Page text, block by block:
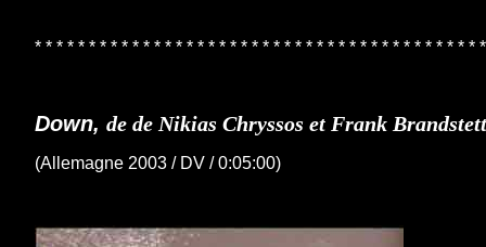
* * * * * * * * * * * * * * * * * * * * * * * * * * * * * * * * * * * * * * * * *
Down, de de Nikias Chryssos et Frank
(Allemagne 2003 / DV / 0:05:00)